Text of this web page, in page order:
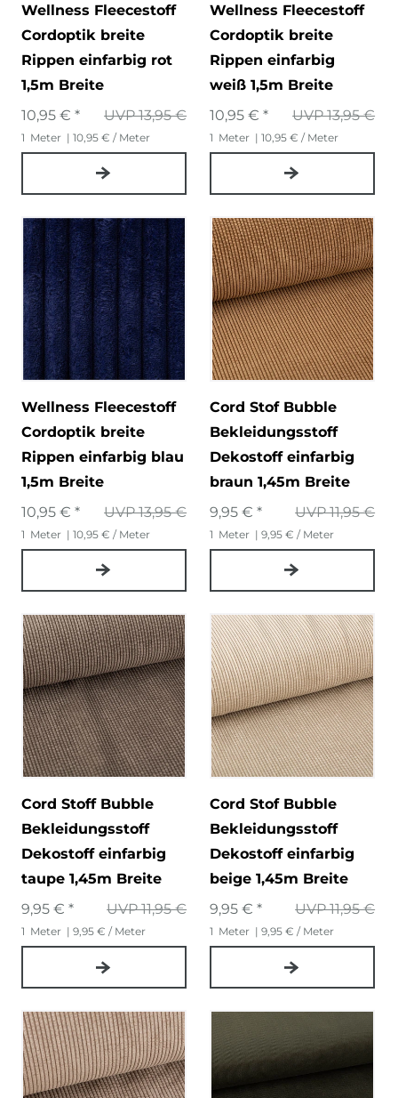
Wellness Fleecestoff
Cordoptik breite
Rippen einfarbig rot
1,5m Breite
UVP 13,95 €
10,95 € *
1 Meter | 10,95 € / Meter
Wellness Fleecestoff
Cordoptik breite
Rippen einfarbig
weiß 1,5m Breite
UVP 13,95 €
10,95 € *
1 Meter | 10,95 € / Meter
Wellness Fleecestoff
Cordoptik breite
Rippen einfarbig blau
1,5m Breite
UVP 13,95 €
10,95 € *
1 Meter | 10,95 € / Meter
Cord Stof Bubble
Bekleidungsstoff
Dekostoff einfarbig
braun 1,45m Breite
UVP 11,95 €
9,95 € *
1 Meter | 9,95 € / Meter
Cord Stoff Bubble
Bekleidungsstoff
Dekostoff einfarbig
taupe 1,45m Breite
UVP 11,95 €
9,95 € *
1 Meter | 9,95 € / Meter
Cord Stof Bubble
Bekleidungsstoff
Dekostoff einfarbig
beige 1,45m Breite
UVP 11,95 €
9,95 € *
1 Meter | 9,95 € / Meter